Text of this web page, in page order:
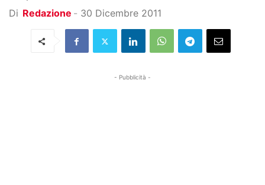
Di Redazione - 30 Dicembre 2011
- Pubblicità -